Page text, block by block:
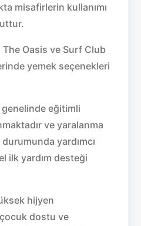
misafirlerin kullanımı
Oasis ve Surf Club
yemek seçenekleri
genelinde eğitimli
ve yaralanma
yardımcı
ilk yardım desteği
hijyen
dostu ve